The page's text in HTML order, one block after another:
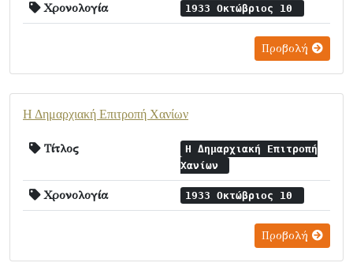
Χρονολογία 1933 Οκτώβριος 10
Προβολή
Η Δημαρχιακή Επιτροπή Χανίων
Τίτλος
Η Δημαρχιακή Επιτροπή
Χανίων
Χρονολογία 1933 Οκτώβριος 10
Προβολή